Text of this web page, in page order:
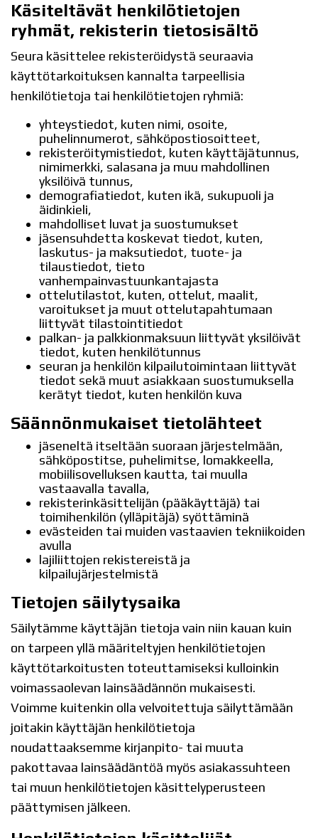
Käsiteltävät henkilötietojen
ryhmät, rekisterin tietosisältö
Seura käsittelee rekisteröidystä seuraavia
käyttötarkoituksen kannalta tarpeellisia
henkilötietoja tai henkilötietojen ryhmiä:
yhteystiedot, kuten nimi, osoite,
puhelinnumerot, sähköpostiosoitteet,
rekisteröitymistiedot, kuten käyttäjätunnus,
nimimerkki, salasana ja muu mahdollinen
yksilöivä tunnus,
demografiatiedot, kuten ikä, sukupuoli ja
äidinkieli,
mahdolliset luvat ja suostumukset
jäsensuhdetta koskevat tiedot, kuten,
laskutus- ja maksutiedot, tuote- ja
tilaustiedot, tieto
vanhempainvastuunkantajasta
ottelutilastot, kuten, ottelut, maalit,
varoitukset ja muut ottelutapahtumaan
liittyvät tilastointitiedot
palkan- ja palkkionmaksuun liittyvät yksilöivät
tiedot, kuten henkilötunnus
seuran ja henkilön kilpailutoimintaan liittyvät
tiedot sekä muut asiakkaan suostumuksella
kerätyt tiedot, kuten henkilön kuva
Säännönmukaiset tietolähteet
jäseneltä itseltään suoraan järjestelmään,
sähköpostitse, puhelimitse, lomakkeella,
mobiilisovelluksen kautta, tai muulla
vastaavalla tavalla,
rekisterinkäsittelijän (pääkäyttäjä) tai
toimihenkilön (ylläpitäjä) syöttäminä
evästeiden tai muiden vastaavien tekniikoiden
avulla
lajiliittojen rekistereistä ja
kilpailujärjestelmistä
Tietojen säilytysaika
Säilytämme käyttäjän tietoja vain niin kauan kuin
on tarpeen yllä määriteltyjen henkilötietojen
käyttötarkoitusten toteuttamiseksi kulloinkin
voimassaolevan lainsäädännön mukaisesti.
Voimme kuitenkin olla velvoitettuja säilyttämään
joitakin käyttäjän henkilötietoja
noudattaaksemme kirjanpito- tai muuta
pakottavaa lainsäädäntöä myös asiakassuhteen
tai muun henkilötietojen käsittelyperusteen
päättymisen jälkeen.